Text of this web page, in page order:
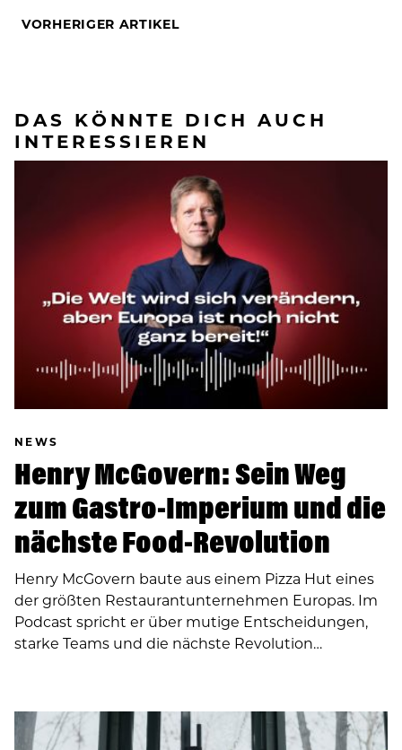
VORHERIGER ARTIKEL
DAS KÖNNTE DICH AUCH
INTERESSIEREN
NEWS
Henry McGovern: Sein Weg
zum Gastro-Imperium und die
nächste Food-Revolution
Henry McGovern baute aus einem Pizza Hut eines
der größten Restaurantunternehmen Europas. Im
Podcast spricht er über mutige Entscheidungen,
starke Teams und die nächste Revolution…